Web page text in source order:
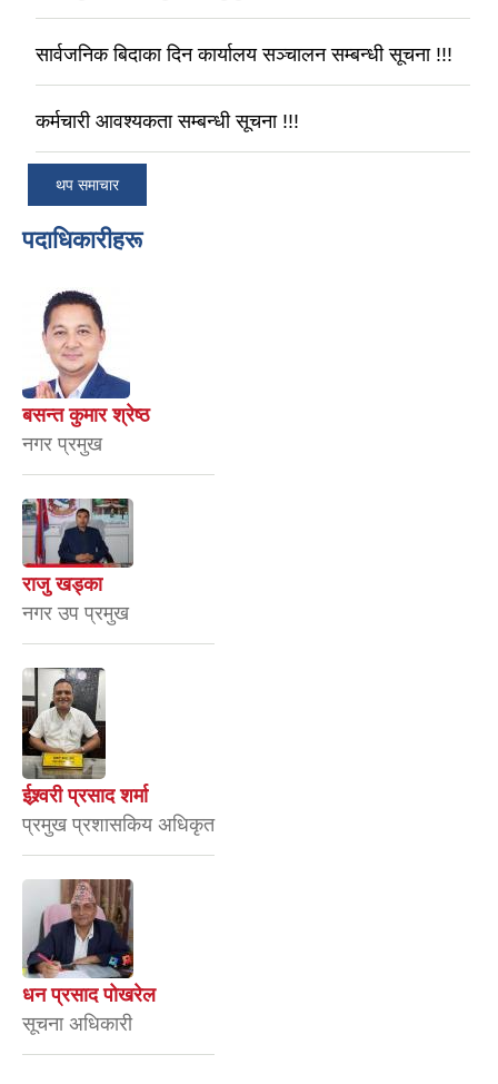
सार्वजनिक बिदाका दिन कार्यालय सञ्चालन सम्बन्धी सूचना !!!
कर्मचारी आवश्यकता सम्बन्धी सूचना !!!
थप समाचार
पदाधिकारीहरू
बसन्त कुमार श्रेष्ठ
नगर प्रमुख
राजु खड्का
नगर उप प्रमुख
ईश्र्वरी प्रसाद शर्मा
प्रमुख प्रशासकिय अधिकृत
धन प्रसाद पोखरेल
सूचना अधिकारी